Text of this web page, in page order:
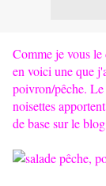
Comme je vous
en voici une que
poivron/pêche.
noisettes
de base sur le blog